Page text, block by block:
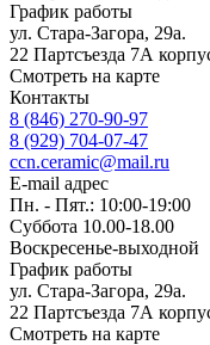
График работы
ул. Стара-Загора, 29а.
22 Партсъезда 7А
Смотреть на карте
Контакты
8 (846) 270-90-97
8 (929) 704-07-47
ccn.ceramic@mail.ru
E-mail адрес
Пн. - Пят.: 10:00-19:00
Суббота 10.00-18.00
Воскресенье-выходной
График работы
ул. Стара-Загора, 29а.
22 Партсъезда 7А
Смотреть на карте